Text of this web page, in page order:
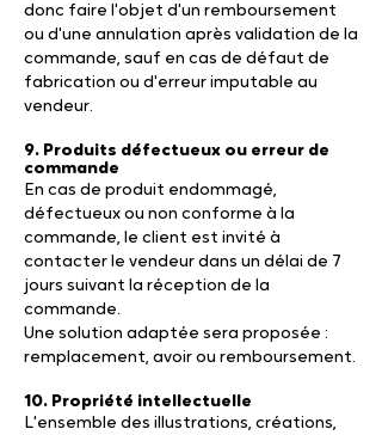
donc faire l'objet d'un remboursement
ou d'une annulation après validation de la
commande, sauf en cas de défaut de
fabrication ou d'erreur imputable au
vendeur.
9. Produits défectueux ou erreur de
commande
En cas de produit endommagé,
défectueux ou non conforme à la
commande, le client est invité à
contacter le vendeur dans un délai de 7
jours suivant la réception de la
commande.
Une solution adaptée sera proposée :
remplacement, avoir ou remboursement.
10. Propriété intellectuelle
L'ensemble des illustrations, créations,